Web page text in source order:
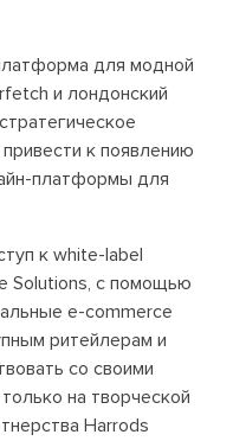
для модной
и лондонский
к появлению
платформы для
к white-label
Solutions, с помощью
e-commerce
ритейлерам и
со своими
на творческой
Harrods